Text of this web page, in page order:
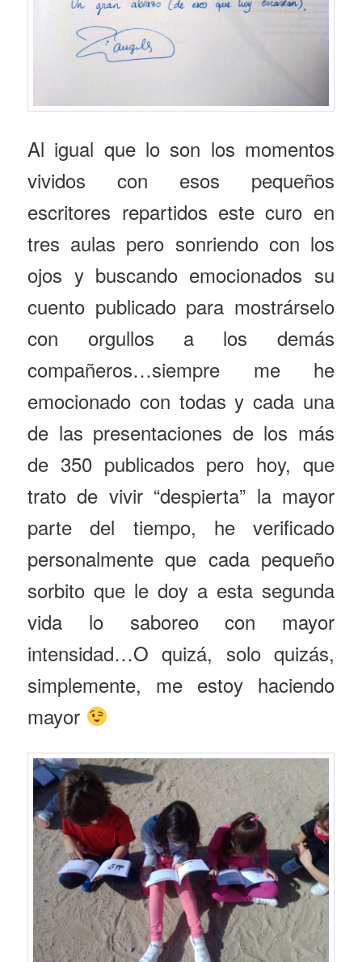
Al igual que lo son los momentos
vividos con esos pequeños
escritores repartidos este curo en
tres aulas pero sonriendo con los
ojos y buscando emocionados su
cuento publicado para mostrárselo
con orgullos a los demás
compañeros…siempre me he
emocionado con todas y cada una
de las presentaciones de los más
de 350 publicados pero hoy, que
trato de vivir “despierta” la mayor
parte del tiempo, he verificado
personalmente que cada pequeño
sorbito que le doy a esta segunda
vida lo saboreo con mayor
intensidad…O quizá, solo quizás,
simplemente, me estoy haciendo
mayor